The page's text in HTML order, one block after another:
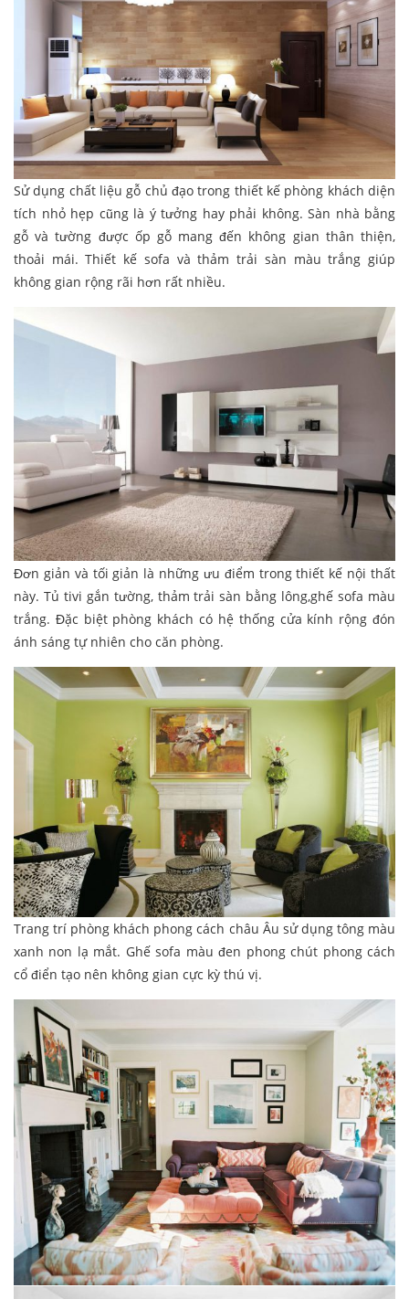
Sử dụng chất liệu gỗ chủ đạo trong thiết kế phòng khách diện
tích nhỏ hẹp cũng là ý tưởng hay phải không. Sàn nhà bằng
gỗ và tường được ốp gỗ mang đến không gian thân thiện,
thoải mái. Thiết kế sofa và thảm trải sàn màu trắng giúp
không gian rộng rãi hơn rất nhiều.
Đơn giản và tối giản là những ưu điểm trong thiết kế nội thất
này. Tủ tivi gắn tường, thảm trải sàn bằng lông,ghế sofa màu
trắng. Đặc biệt phòng khách có hệ thống cửa kính rộng đón
ánh sáng tự nhiên cho căn phòng.
Trang trí phòng khách phong cách châu Âu sử dụng tông màu
xanh non lạ mắt. Ghế sofa màu đen phong chút phong cách
cổ điển tạo nên không gian cực kỳ thú vị.